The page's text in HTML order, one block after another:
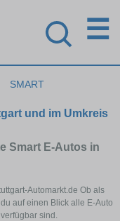
☰
SMART
und im Umkreis
Smart E-Autos in
Automarkt.de Ob als
auf einen Blick alle E-Auto
sind.